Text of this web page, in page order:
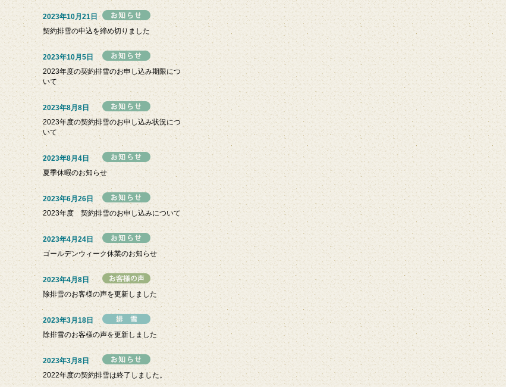
2023年10月21日
契約排雪の申込を締め切りました
2023年10月5日
2023年度の契約排雪のお申し込み期限につ
いて
2023年8月8日
2023年度の契約排雪のお申し込み状況につ
いて
2023年8月4日
夏季休暇のお知らせ
2023年6月26日
2023年度 契約排雪のお申し込みについて
2023年4月24日
ゴールデンウィーク休業のお知らせ
2023年4月8日
除排雪のお客様の声を更新しました
2023年3月18日
除排雪のお客様の声を更新しました
2023年3月8日
2022年度の契約排雪は終了しました。